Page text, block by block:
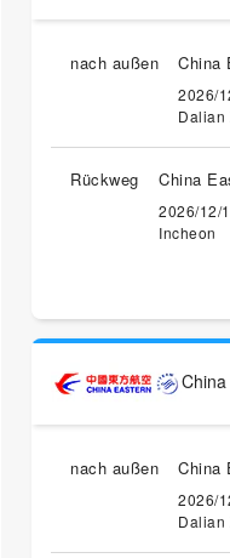
nach außen China
2026/
Dalian
Rückweg China
2026/12/
Incheon
nach außen China
2026/
Dalian